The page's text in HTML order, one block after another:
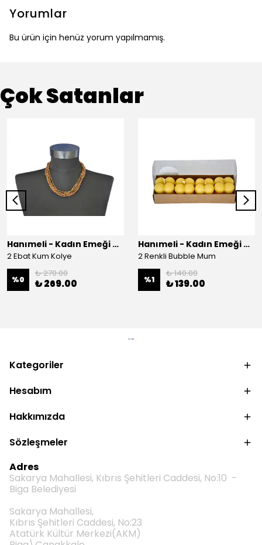
Yorumlar
Bu ürün için henüz yorum yapılmamış.
Çok Satanlar
Hanımeli - Kadın Emeği Çarşısı
2 Ebat Kum Kolye
%0
₺ 270.00
₺ 269.00
Hanımeli - Kadın Emeği Çarşısı
2 Renkli Bubble Mum
%1
₺ 140.00
₺ 139.00
Kategoriler
Hesabım
Hakkımızda
Sözleşmeler
Adres
Sakarya Mahallesi, Kıbrıs Şehitleri Caddesi, No:10 -
Biga Belediyesi
Sakarya Mahallesi,
Kıbrıs Şehitleri Caddesi, No:23
Atatürk Kültür Merkezi(AKM)